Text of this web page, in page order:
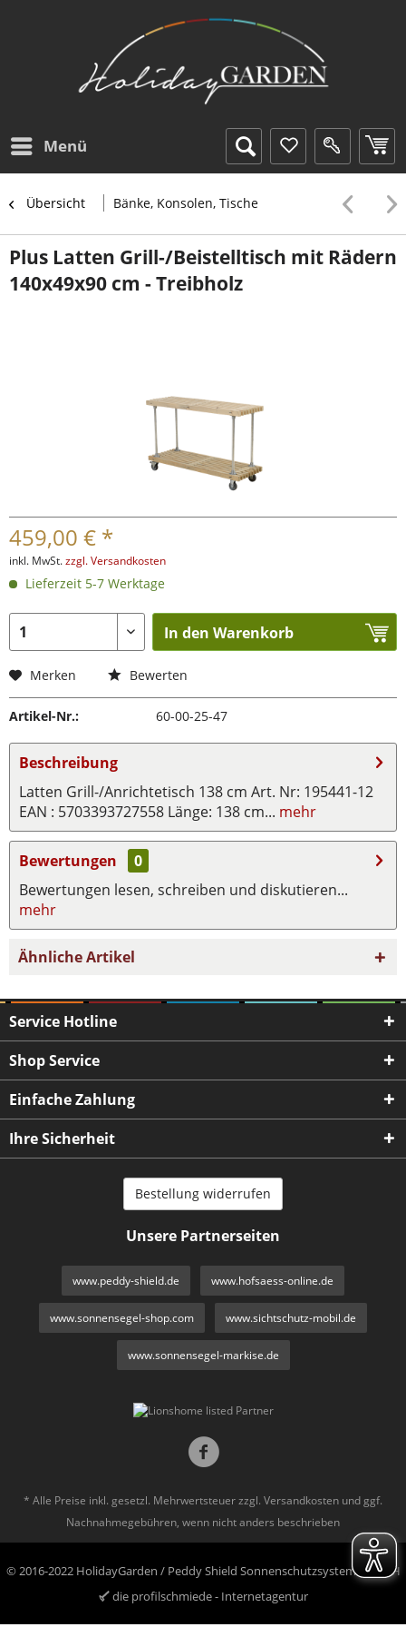
Menü
Übersicht Bänke, Konsolen, Tische
Plus Latten Grill-/Beistelltisch mit Rädern
140x49x90 cm - Treibholz
459,00 € *
inkl. MwSt.zzgl. Versandkosten
Lieferzeit 5-7 Werktage
In den Warenkorb
Merken Bewerten
Artikel-Nr.: 60-00-25-47
Beschreibung
Latten Grill-/Anrichtetisch 138 cm Art. Nr: 195441-12
EAN : 5703393727558 Länge: 138 cm... mehr
Bewertungen
0
Bewertungen lesen, schreiben und diskutieren...
mehr
Ähnliche Artikel
Service Hotline
Shop Service
Einfache Zahlung
Ihre Sicherheit
Bestellung widerrufen
Unsere Partnerseiten
www.peddy-shield.de www.hofsaess-online.de
www.sonnensegel-shop.com www.sichtschutz-mobil.de
www.sonnensegel-markise.de
* Alle Preise inkl. gesetzl. Mehrwertsteuer zzgl. Versandkosten und ggf.
Nachnahmegebühren, wenn nicht anders beschrieben
© 2016-2022 HolidayGarden / Peddy Shield Sonnenschutzsysteme GmbH
die profilschmiede - Internetagentur